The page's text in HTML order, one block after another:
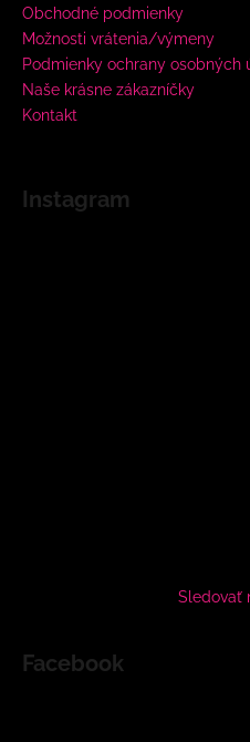
Obchodné podmienky
Možnosti vrátenia/výmeny
Podmienky ochrany osobných
Naše krásne zákazníčky
Kontakt
Instagram
Sledovať
Facebook